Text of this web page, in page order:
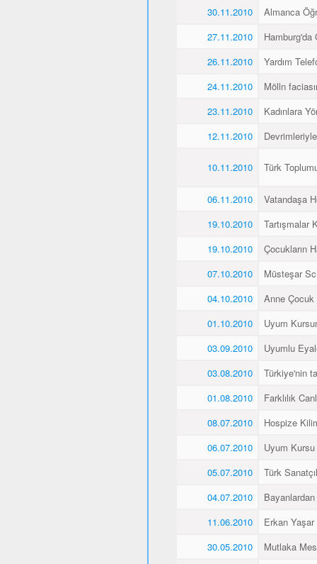
30.11.2010
Almanca
27.11.2010
Hamburg'da
26.11.2010
Yardım
24.11.2010
Mölln
23.11.2010
Kadınlara
12.11.2010
10.11.2010 Türk
06.11.2010
Vatandaşa
19.10.2010
Tartışmalar
19.10.2010
Çocukların
07.10.2010
Müsteşar
04.10.2010
Anne
01.10.2010
Uyum
03.09.2010
Uyumlu
03.08.2010
Türkiye'nin
01.08.2010
Farklılık
08.07.2010
Hospize
06.07.2010
Uyum
05.07.2010
Türk
04.07.2010
11.06.2010
Erkan Yaşar
30.05.2010
Mutlaka